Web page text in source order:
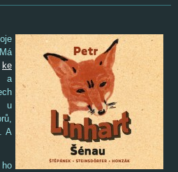
ke
u
. A